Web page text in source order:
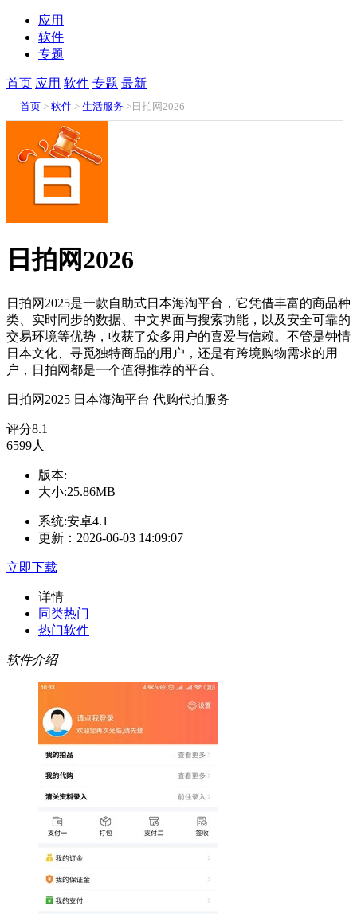
应用
软件
专题
首页 应用 软件 专题 最新
首页 >软件 >生活服务 >日拍网2026
日拍网2026
日拍网2025是一款自助式日本海淘平台，它凭借丰富的商品种
类、实时同步的数据、中文界面与搜索功能，以及安全可靠的
交易环境等优势，收获了众多用户的喜爱与信赖。不管是钟情
日本文化、寻觅独特商品的用户，还是有跨境购物需求的用
户，日拍网都是一个值得推荐的平台。
日拍网2025 日本海淘平台 代购代拍服务
评分8.1
6599人
版本:
大小:25.86MB
系统:安卓4.1
更新：2026-06-03 14:09:07
立即下载
详情
同类热门
热门软件
软件介绍